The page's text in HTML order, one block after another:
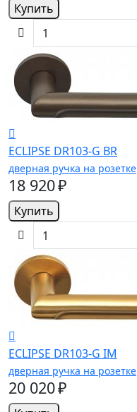
Купить
ECLIPSE DR103-G BR
дверная ручка на розетке
18 920 ₽
Купить
ECLIPSE DR103-G IM
дверная ручка на розетке
20 020 ₽